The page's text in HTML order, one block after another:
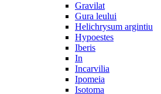
Gravilat
Gura leului
Helichrysum argintiu
Hypoestes
Iberis
In
Incarvilia
Ipomeia
Isotoma